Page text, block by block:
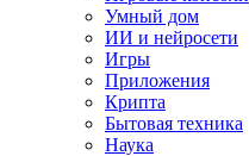
Умный дом
ИИ и нейросети
Игры
Приложения
Крипта
Бытовая техника
Наука